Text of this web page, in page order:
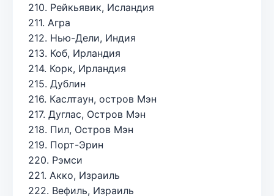
210. Рейкьявик, Исландия
211. Агра
212. Нью-Дели, Индия
213. Коб, Ирландия
214. Корк, Ирландия
215. Дублин
216. Каслтаун, остров Мэн
217. Дуглас, Остров Мэн
218. Пил, Остров Мэн
219. Порт-Эрин
220. Рэмси
221. Акко, Израиль
222. Вефиль, Израиль